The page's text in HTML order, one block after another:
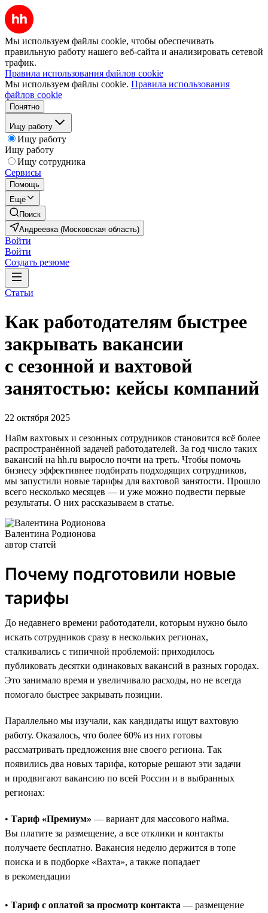
Мы используем файлы cookie, чтобы обеспечивать
правильную работу нашего веб-сайта и анализировать сетевой
трафик.
Правила использования файлов cookie
Мы используем файлы cookie. Правила использования
файлов cookie
Понятно
Ищу работу
Ищу работу
Ищу работу
Ищу сотрудника
Сервисы
Помощь
Ещё
Поиск
Андреевка (Московская область)
Войти
Войти
Создать резюме
Статьи
Как работодателям быстрее
закрывать вакансии
с сезонной и вахтовой
занятостью: кейсы компаний
22 октября 2025
Найм вахтовых и сезонных сотрудников становится всё более
распространённой задачей работодателей. За год число таких
вакансий на hh.ru выросло почти на треть. Чтобы помочь
бизнесу эффективнее подбирать подходящих сотрудников,
мы запустили новые тарифы для вахтовой занятости. Прошло
всего несколько месяцев — и уже можно подвести первые
результаты. О них рассказываем в статье.
Валентина Родионова
автор статей
Почему подготовили новые
тарифы
До недавнего времени работодатели, которым нужно было
искать сотрудников сразу в нескольких регионах,
сталкивались с типичной проблемой: приходилось
публиковать десятки одинаковых вакансий в разных городах.
Это занимало время и увеличивало расходы, но не всегда
помогало быстрее закрывать позиции.
Параллельно мы изучали, как кандидаты ищут вахтовую
работу. Оказалось, что более 60% из них готовы
рассматривать предложения вне своего региона. Так
появились два новых тарифа, которые решают эти задачи
и продвигают вакансию по всей России и в выбранных
регионах:
• Тариф «Премиум» — вариант для массового найма.
Вы платите за размещение, а все отклики и контакты
получаете бесплатно. Вакансия неделю держится в топе
поиска и в подборке «Вахта», а также попадает
в рекомендации
• Тариф с оплатой за просмотр контакта — размещение